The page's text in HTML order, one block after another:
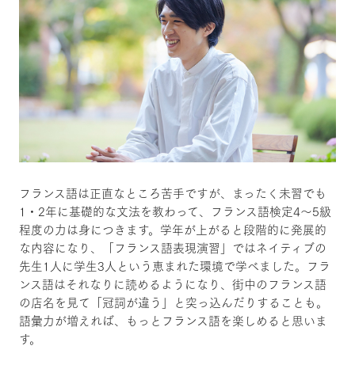
フランス語は正直なところ苦手ですが、まったく未習でも
1・2年に基礎的な文法を教わって、フランス語検定4〜5級
程度の力は身につきます。学年が上がると段階的に発展的
な内容になり、「フランス語表現演習」ではネイティブの
先生1人に学生3人という恵まれた環境で学べました。フラ
ンス語はそれなりに読めるようになり、街中のフランス語
の店名を見て「冠詞が違う」と突っ込んだりすることも。
語彙力が増えれば、もっとフランス語を楽しめると思いま
す。